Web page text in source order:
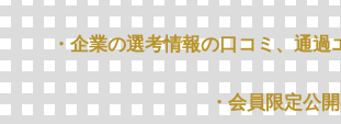
・企業の選考情報の口コミ、通
・会員限定公